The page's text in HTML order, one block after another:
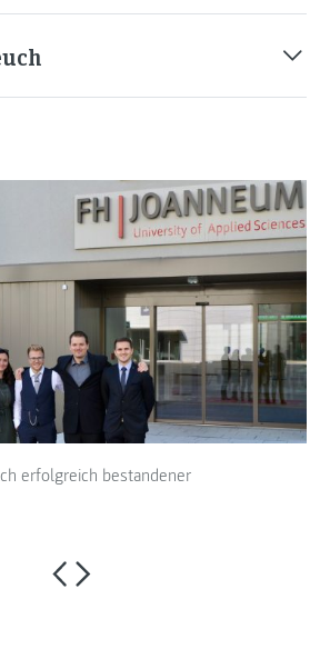
erfolgreich bestandener